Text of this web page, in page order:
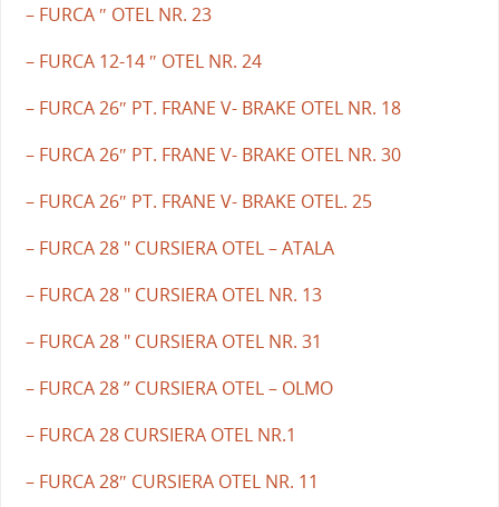
– FURCA ″ OTEL NR. 23
– FURCA 12-14 ″ OTEL NR. 24
– FURCA 26″ PT. FRANE V- BRAKE OTEL NR. 18
– FURCA 26″ PT. FRANE V- BRAKE OTEL NR. 30
– FURCA 26″ PT. FRANE V- BRAKE OTEL. 25
– FURCA 28 " CURSIERA OTEL – ATALA
– FURCA 28 " CURSIERA OTEL NR. 13
– FURCA 28 " CURSIERA OTEL NR. 31
– FURCA 28 ” CURSIERA OTEL – OLMO
– FURCA 28 CURSIERA OTEL NR.1
– FURCA 28″ CURSIERA OTEL NR. 11